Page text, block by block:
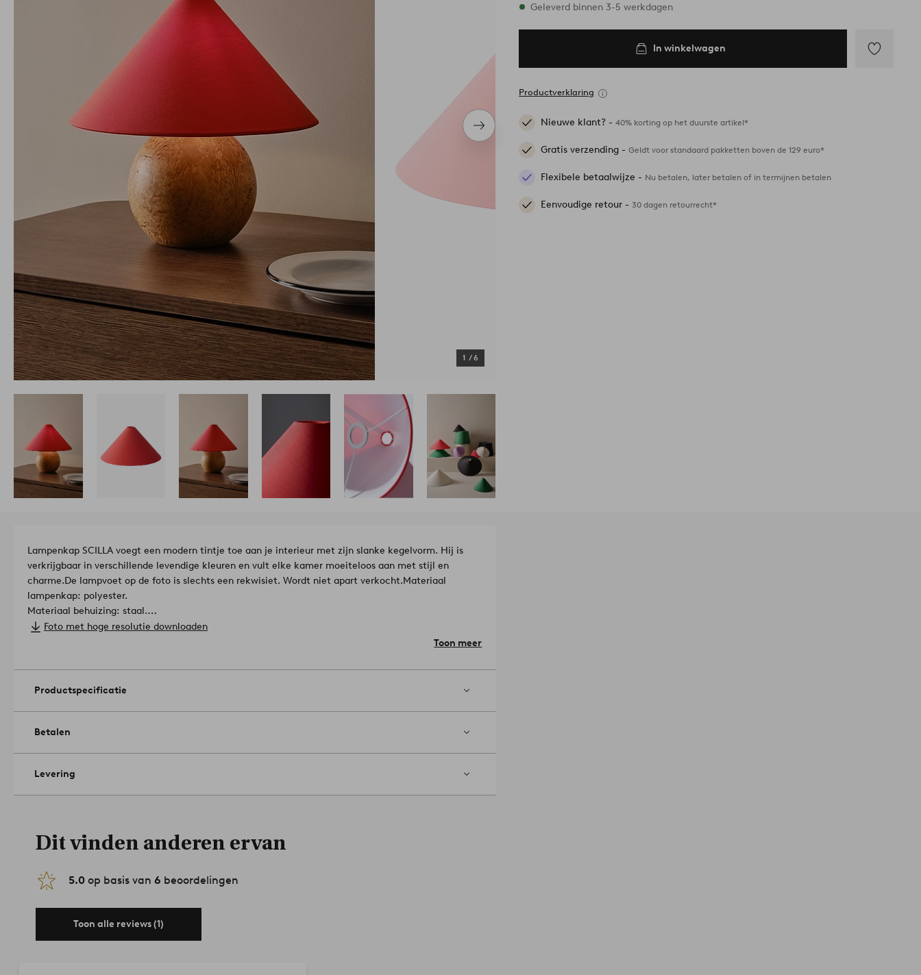
Volgend
item
1 /6
Op voorraad
Geleverd binnen 3-5 werkdagen
In winkelwagen
Productverklaring
Nieuwe klant? -40% korting op het duurste artikel*
Gratis verzending -Geldt voor standaard pakketten boven de 129 euro*
Flexibele betaalwijze - Nu betalen, later betalen of in termijnen betalen
Eenvoudige retour -30 dagen retourrecht*
Lampenkap SCILLA voegt een modern tintje toe aan je interieur met zijn slanke kegelvorm. Hij is
verkrijgbaar in verschillende levendige kleuren en vult elke kamer moeiteloos aan met stijl en
charme.De lampvoet op de foto is slechts een rekwisiet. Wordt niet apart verkocht.Materiaal
lampenkap: polyester.
Materiaal behuizing: staal.
Lampenkap: ø 30 cm, hoogte 20 cm.
Foto met hoge resolutie downloaden
Toon meer
Productspecificatie
Betalen
Levering
Dit vinden anderen ervan
5.0 op basis van 6 beoordelingen
Toon alle reviews (1)